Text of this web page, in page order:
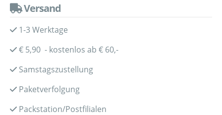
Versand
1-3 Werktage
€ 5,90 - kostenlos ab € 60,-
Samstagszustellung
Paketverfolgung
Packstation/Postfilialen